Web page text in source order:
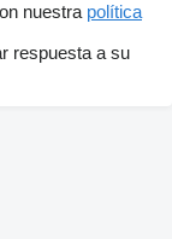
nuestra política
respuesta a su